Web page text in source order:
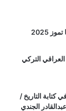
2025
التركي
كتابة التاريخ /
الجندي